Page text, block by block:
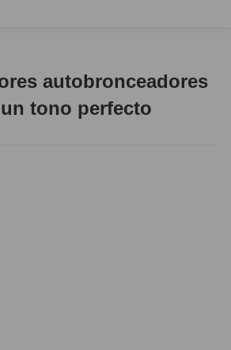
autobronceadores
tono perfecto